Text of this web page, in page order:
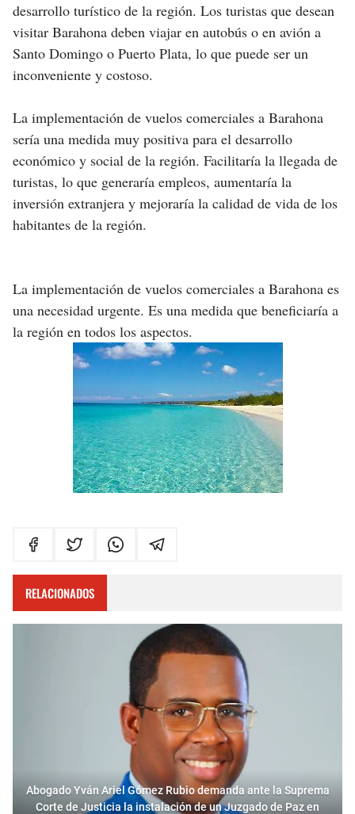
desarrollo turístico de la región. Los turistas que desean
visitar Barahona deben viajar en autobús o en avión a
Santo Domingo o Puerto Plata, lo que puede ser un
inconveniente y costoso.
La implementación de vuelos comerciales a Barahona
sería una medida muy positiva para el desarrollo
económico y social de la región. Facilitaría la llegada de
turistas, lo que generaría empleos, aumentaría la
inversión extranjera y mejoraría la calidad de vida de los
habitantes de la región.
La implementación de vuelos comerciales a Barahona es
una necesidad urgente. Es una medida que beneficiaría a
la región en todos los aspectos.
RELACIONADOS
Abogado Yván Ariel Gómez Rubio demanda ante la Suprema
Corte de Justicia la instalación de un Juzgado de Paz en